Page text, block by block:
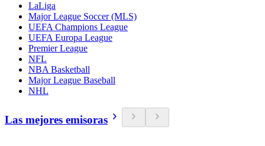
LaLiga
Major League Soccer (MLS)
UEFA Champions League
UEFA Europa League
Premier League
NFL
NBA Basketball
Major League Baseball
NHL
Las mejores emisoras